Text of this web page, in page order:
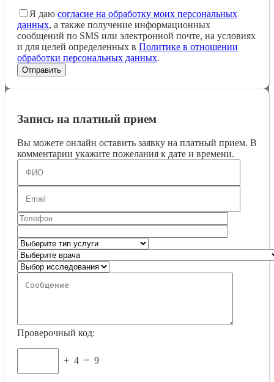
Я даю согласие на обработку моих персональных
данных, а также получение информационных
сообщений по SMS или электронной почте, на условиях
и для целей определенных в Политике в отношении
обработки персональных данных.
Запись на платный прием
Вы можете онлайн оставить заявку на платный прием. В
комментарии укажите пожелания к дате и времени.
Проверочный код:
+ 4 = 9